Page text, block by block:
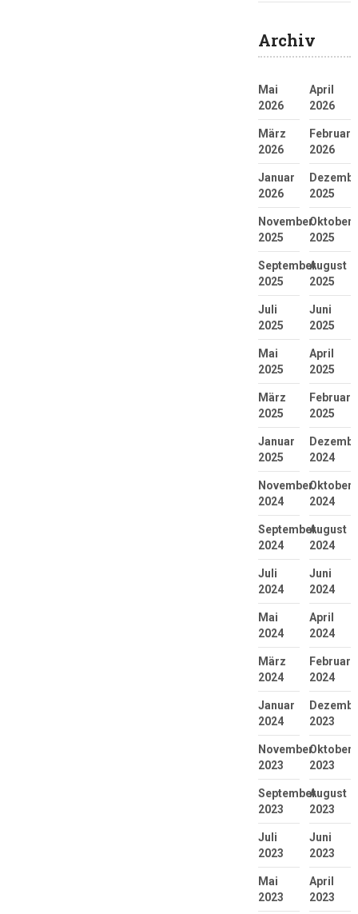
Archiv
Mai
2026
April
2026
März
2026
Februar
2026
Januar
2026
2025
November
2025
Oktober
2025
September
2025
August
2025
Juli
2025
Juni
2025
Mai
2025
April
2025
März
2025
Februar
2025
Januar
2025
2024
November
2024
Oktober
2024
September
2024
August
2024
Juli
2024
Juni
2024
Mai
2024
April
2024
März
2024
Februar
2024
Januar
2024
2023
November
2023
Oktober
2023
September
2023
August
2023
Juli
2023
Juni
2023
Mai
2023
April
2023